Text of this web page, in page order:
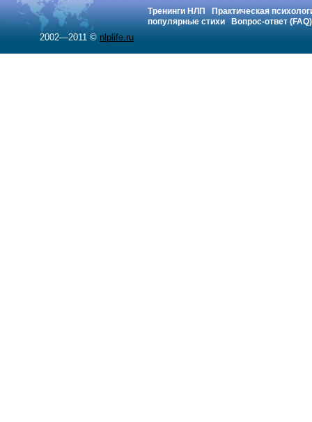
Тренинги НЛП
Практическая
популярные стихи
Вопрос-ответ (FAQ)
2002—2011 © nlplife.ru